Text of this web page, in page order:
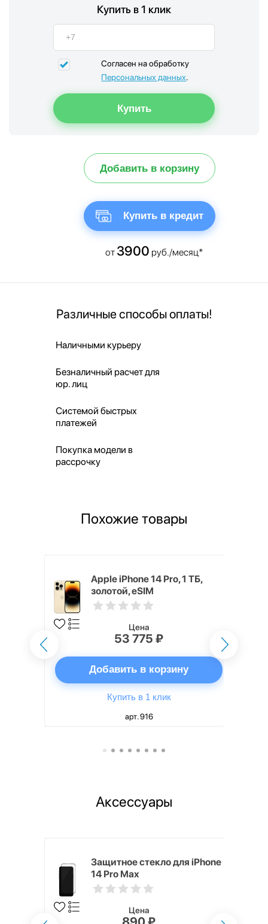
Купить в 1 клик
Согласен на обработку
Персональных данных.
Добавить в корзину
Купить в кредит
от 3900 руб./месяц*
Различные способы оплаты!
Наличными курьеру
Безналичный расчет для
юр. лиц
Системой быстрых
платежей
Покупка модели в
рассрочку
Похожие товары
Apple iPhone 14 Pro, 1 ТБ,
золотой, eSIM
Цена
53 775 ₽
Добавить в корзину
Купить в 1 клик
арт. 916
Аксессуары
Защитное стекло для iPhone
14 Pro Max
Цена